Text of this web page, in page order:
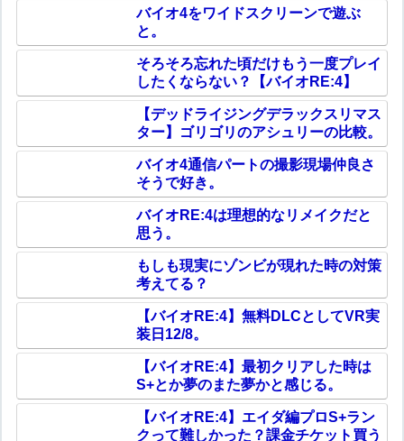
バイオ4をワイドスクリーンで遊ぶ
と。
そろそろ忘れた頃だけもう一度プレイ
したくならない？【バイオRE:4】
【デッドライジングデラックスリマス
ター】ゴリゴリのアシュリーの比較。
バイオ4通信パートの撮影現場仲良さ
そうで好き。
バイオRE:4は理想的なリメイクだと
思う。
もしも現実にゾンビが現れた時の対策
考えてる？
【バイオRE:4】無料DLCとしてVR実
装日12/8。
【バイオRE:4】最初クリアした時は
S+とか夢のまた夢かと感じる。
【バイオRE:4】エイダ編プロS+ラン
クって難しかった？課金チケット買う